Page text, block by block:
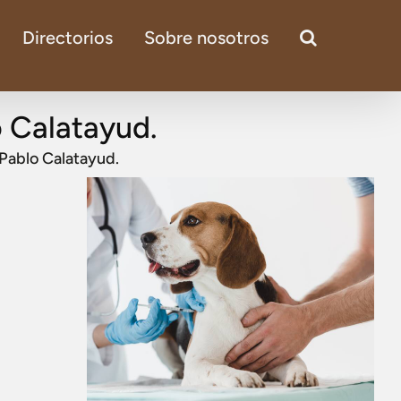
Directorios Sobre nosotros
Calatayud.
Calatayud.